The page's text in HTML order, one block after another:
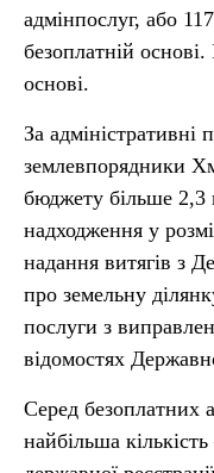
адмінпослуг, або
безоплатній
основі.
За
землевпорядники
бюджету більше 2,3
надходження у
надання витягів з
про земельну
послуги з
відомостях
Серед безоплатних
найбільша